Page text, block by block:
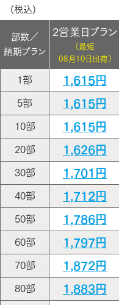
(税込)
部数／
納期プラン
2営業日プラン
（最短
08月10日出荷）
1部 1,615円
5部 1,615円
10部 1,615円
20部 1,626円
30部 1,701円
40部 1,712円
50部 1,786円
60部 1,797円
70部 1,872円
80部 1,883円